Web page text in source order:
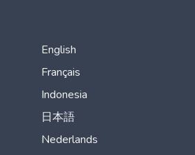
English
Français
Indonesia
日本語
Nederlands